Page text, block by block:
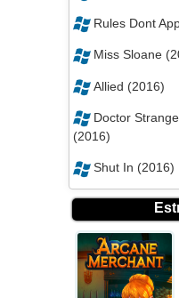
Rules Dont
Miss Sloane
Allied (2016)
Doctor
(2016)
Shut In (2016)